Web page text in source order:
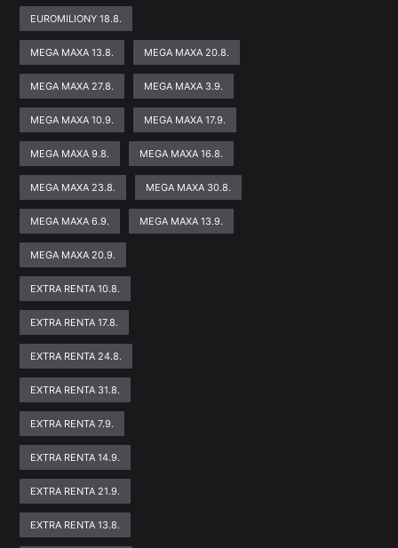
EUROMILIONY 18.8.
MEGA MAXA 13.8. MEGA MAXA 20.8.
MEGA MAXA 27.8. MEGA MAXA 3.9.
MEGA MAXA 10.9. MEGA MAXA 17.9.
MEGA MAXA 9.8. MEGA MAXA 16.8.
MEGA MAXA 23.8. MEGA MAXA 30.8.
MEGA MAXA 6.9. MEGA MAXA 13.9.
MEGA MAXA 20.9.
EXTRA RENTA 10.8.
EXTRA RENTA 17.8.
EXTRA RENTA 24.8.
EXTRA RENTA 31.8.
EXTRA RENTA 7.9.
EXTRA RENTA 14.9.
EXTRA RENTA 21.9.
EXTRA RENTA 13.8.